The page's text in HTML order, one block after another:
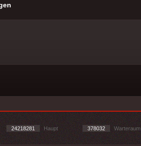
24218281 Haupt 378032 Warteraum